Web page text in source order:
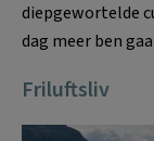
diepgewortelde
dag meer ben
Friluftsliv